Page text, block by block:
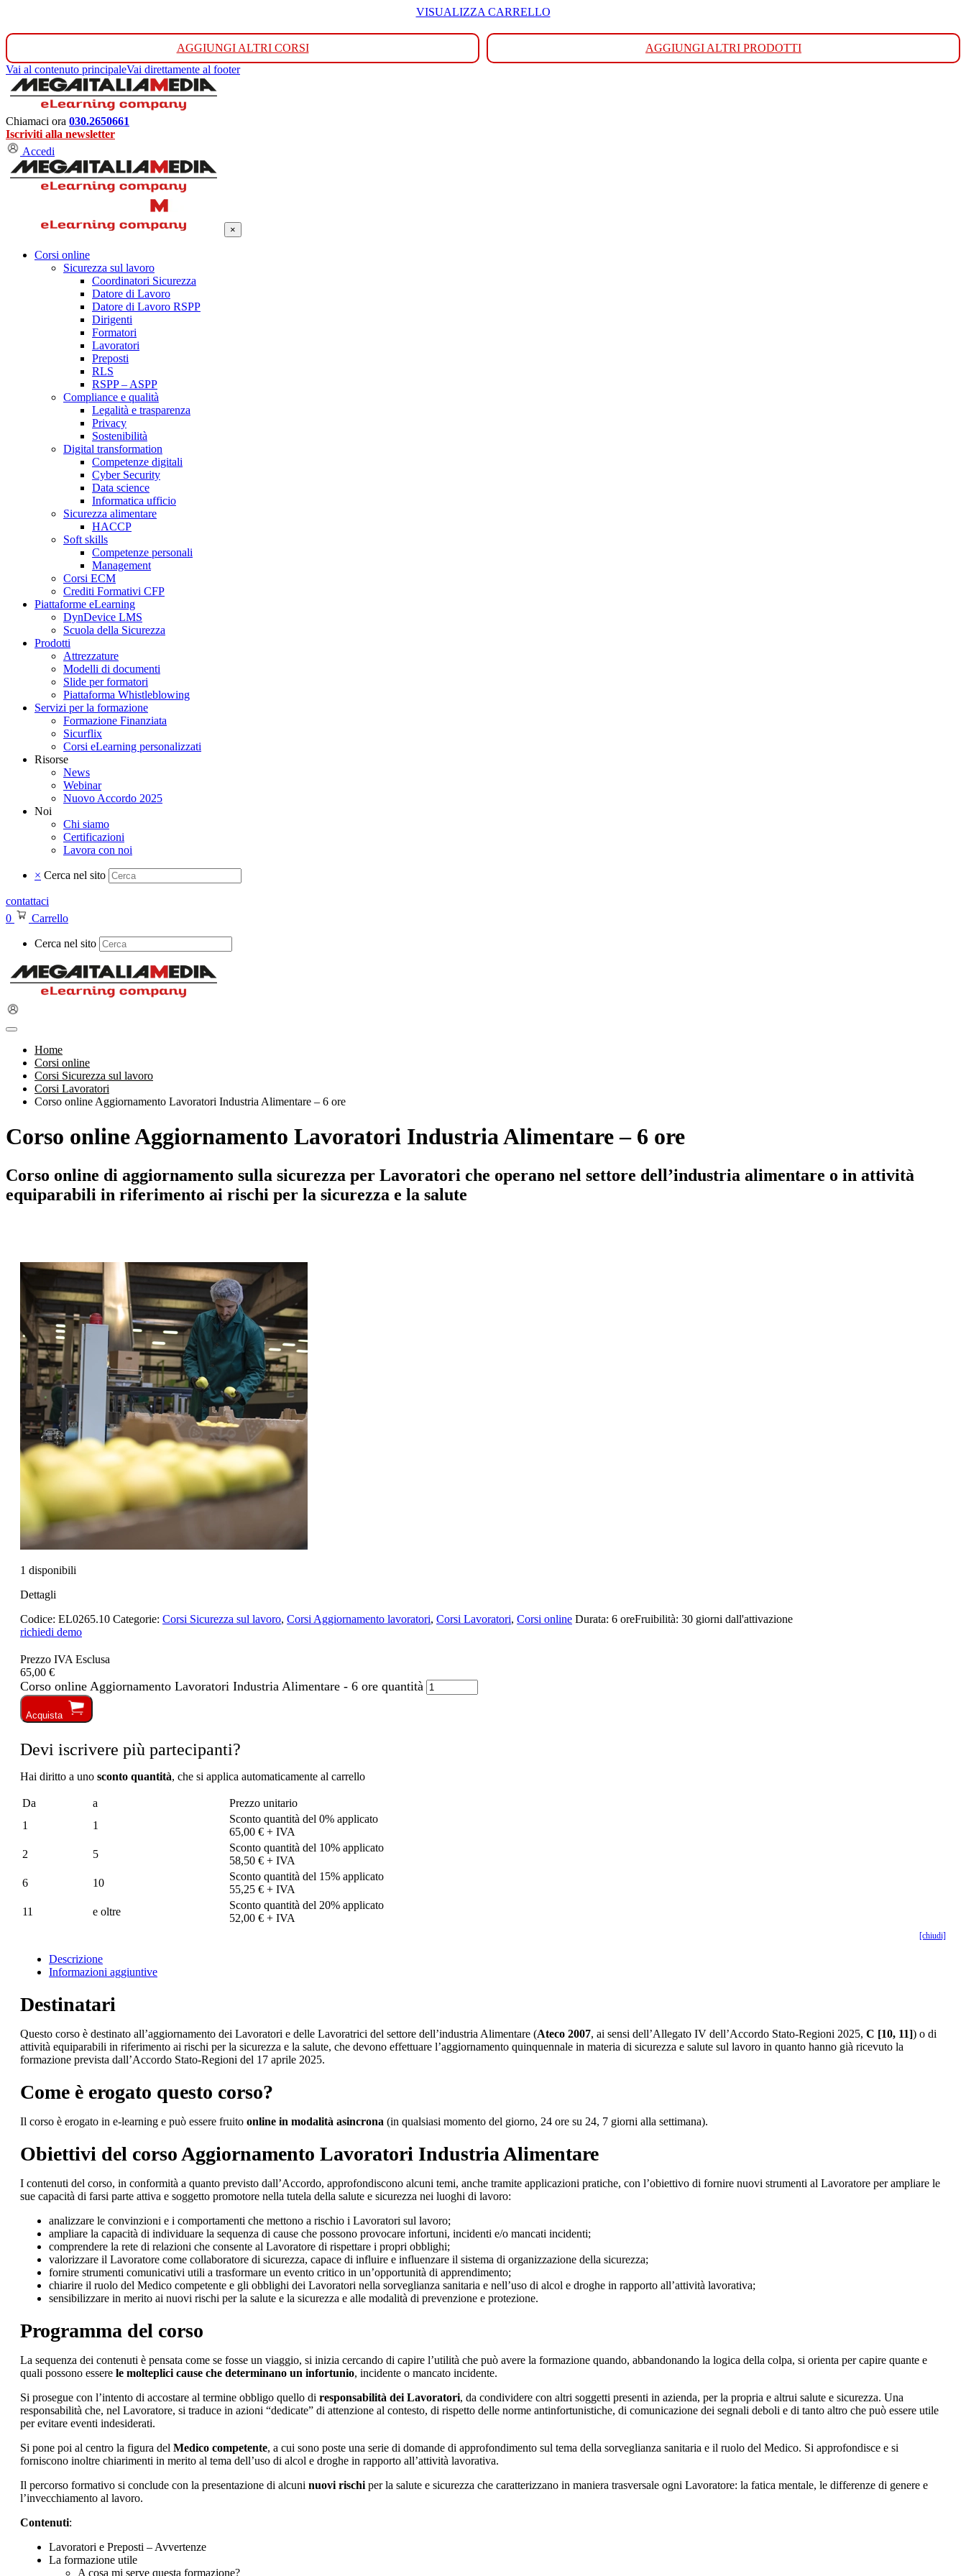
VISUALIZZA CARRELLO
AGGIUNGI ALTRI CORSI
AGGIUNGI ALTRI PRODOTTI
Vai al contenuto principaleVai direttamente al footer
Chiamaci ora 030.2650661
Iscriviti alla newsletter
Accedi
×
Corsi online
Sicurezza sul lavoro
Coordinatori Sicurezza
Datore di Lavoro
Datore di Lavoro RSPP
Dirigenti
Formatori
Lavoratori
Preposti
RLS
RSPP – ASPP
Compliance e qualità
Legalità e trasparenza
Privacy
Sostenibilità
Digital transformation
Competenze digitali
Cyber Security
Data science
Informatica ufficio
Sicurezza alimentare
HACCP
Soft skills
Competenze personali
Management
Corsi ECM
Crediti Formativi CFP
Piattaforme eLearning
DynDevice LMS
Scuola della Sicurezza
Prodotti
Attrezzature
Modelli di documenti
Slide per formatori
Piattaforma Whistleblowing
Servizi per la formazione
Formazione Finanziata
Sicurflix
Corsi eLearning personalizzati
Risorse
News
Webinar
Nuovo Accordo 2025
Noi
Chi siamo
Certificazioni
Lavora con noi
× Cerca nel sito
contattaci
0
Carrello
Cerca nel sito
Home
Corsi online
Corsi Sicurezza sul lavoro
Corsi Lavoratori
Corso online Aggiornamento Lavoratori Industria Alimentare – 6 ore
Corso online Aggiornamento Lavoratori Industria Alimentare – 6 ore
Corso online di aggiornamento sulla sicurezza per Lavoratori che operano nel settore dell’industria alimentare o in attività
equiparabili in riferimento ai rischi per la sicurezza e la salute
1 disponibili
Dettagli
Codice: EL0265.10 Categorie: Corsi Sicurezza sul lavoro, Corsi Aggiornamento lavoratori, Corsi Lavoratori, Corsi online Durata: 6 oreFruibilità: 30 giorni dall'attivazione
richiedi demo
Prezzo IVA Esclusa
65,00 €
Corso online Aggiornamento Lavoratori Industria Alimentare - 6 ore quantità
Acquista
Devi iscrivere più partecipanti?
Hai diritto a uno sconto quantità, che si applica automaticamente al carrello
Da a
Prezzo unitario
1
1
Sconto quantità del 0% applicato
65,00 € + IVA
2
5
Sconto quantità del 10% applicato
58,50 € + IVA
6
10
Sconto quantità del 15% applicato
55,25 € + IVA
11
e oltre
Sconto quantità del 20% applicato
52,00 € + IVA
[chiudi]
Descrizione
Informazioni aggiuntive
Destinatari
Questo corso è destinato all’aggiornamento dei Lavoratori e delle Lavoratrici del settore dell’industria Alimentare (Ateco 2007, ai sensi dell’Allegato IV dell’Accordo Stato-Regioni 2025, C [10, 11]) o di
attività equiparabili in riferimento ai rischi per la sicurezza e la salute, che devono effettuare l’aggiornamento quinquennale in materia di sicurezza e salute sul lavoro in quanto hanno già ricevuto la
formazione prevista dall’Accordo Stato-Regioni del 17 aprile 2025.
Come è erogato questo corso?
Il corso è erogato in e-learning e può essere fruito online in modalità asincrona (in qualsiasi momento del giorno, 24 ore su 24, 7 giorni alla settimana).
Obiettivi del corso Aggiornamento Lavoratori Industria Alimentare
I contenuti del corso, in conformità a quanto previsto dall’Accordo, approfondiscono alcuni temi, anche tramite applicazioni pratiche, con l’obiettivo di fornire nuovi strumenti al Lavoratore per ampliare le
sue capacità di farsi parte attiva e soggetto promotore nella tutela della salute e sicurezza nei luoghi di lavoro:
analizzare le convinzioni e i comportamenti che mettono a rischio i Lavoratori sul lavoro;
ampliare la capacità di individuare la sequenza di cause che possono provocare infortuni, incidenti e/o mancati incidenti;
comprendere la rete di relazioni che consente al Lavoratore di rispettare i propri obblighi;
valorizzare il Lavoratore come collaboratore di sicurezza, capace di influire e influenzare il sistema di organizzazione della sicurezza;
fornire strumenti comunicativi utili a trasformare un evento critico in un’opportunità di apprendimento;
chiarire il ruolo del Medico competente e gli obblighi dei Lavoratori nella sorveglianza sanitaria e nell’uso di alcol e droghe in rapporto all’attività lavorativa;
sensibilizzare in merito ai nuovi rischi per la salute e la sicurezza e alle modalità di prevenzione e protezione.
Programma del corso
La sequenza dei contenuti è pensata come se fosse un viaggio, si inizia cercando di capire l’utilità che può avere la formazione quando, abbandonando la logica della colpa, si orienta per capire quante e
quali possono essere le molteplici cause che determinano un infortunio, incidente o mancato incidente.
Si prosegue con l’intento di accostare al termine obbligo quello di responsabilità dei Lavoratori, da condividere con altri soggetti presenti in azienda, per la propria e altrui salute e sicurezza. Una
responsabilità che, nel Lavoratore, si traduce in azioni “dedicate” di attenzione al contesto, di rispetto delle norme antinfortunistiche, di comunicazione dei segnali deboli e di tanto altro che può essere utile
per evitare eventi indesiderati.
Si pone poi al centro la figura del Medico competente, a cui sono poste una serie di domande di approfondimento sul tema della sorveglianza sanitaria e il ruolo del Medico. Si approfondisce e si
forniscono inoltre chiarimenti in merito al tema dell’uso di alcol e droghe in rapporto all’attività lavorativa.
Il percorso formativo si conclude con la presentazione di alcuni nuovi rischi per la salute e sicurezza che caratterizzano in maniera trasversale ogni Lavoratore: la fatica mentale, le differenze di genere e
l’invecchiamento al lavoro.
Contenuti:
Lavoratori e Preposti – Avvertenze
La formazione utile
A cosa mi serve questa formazione?